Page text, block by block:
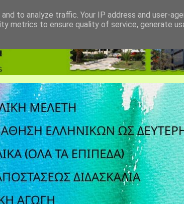
to analyze traffic. Your IP address and user-
metrics to ensure quality of service, generate